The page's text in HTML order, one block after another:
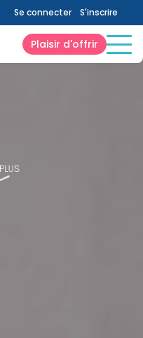
Snack:Fermé | Bien-Être
Se connecter S'inscrire
Plaisir d'offrir